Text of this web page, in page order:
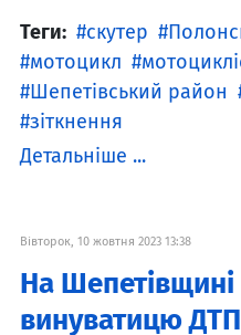
Теги: скутер
мотоцикл
Шепетівський район
зіткнення
Детальніше ...
Вівторок, 10 жовтня 2023 13:38
На
винуватицю